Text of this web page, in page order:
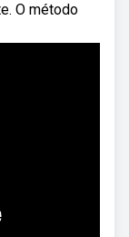
O método